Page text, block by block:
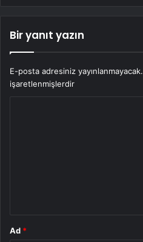
Bir yanıt yazın
E-posta adresiniz yayınlanmayacak.
işaretlenmişlerdir
Ad *